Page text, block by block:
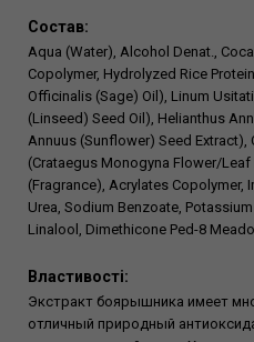
Состав:
Aqua (Water), Alcohol Denat.,
Copolymer, Hydrolyzed Rice
Officinalis (Sage) Oil), Linum
(Linseed) Seed Oil), Helianthus
Annuus (Sunflower) Seed Extract),
(Crataegus Monogyna Flower/
(Fragrance), Acrylates Copolymer,
Urea, Sodium Benzoate,
Linalool, Dimethicone Ped-8
Властивості:
Экстракт боярышника имеет
отличный природный